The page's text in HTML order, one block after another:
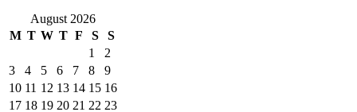
August 2026
M T W T F S
S
1
2
3
4 5 6 7 8
9
10 11 12 13 14 15 16
17 18 19 20 21 22 23